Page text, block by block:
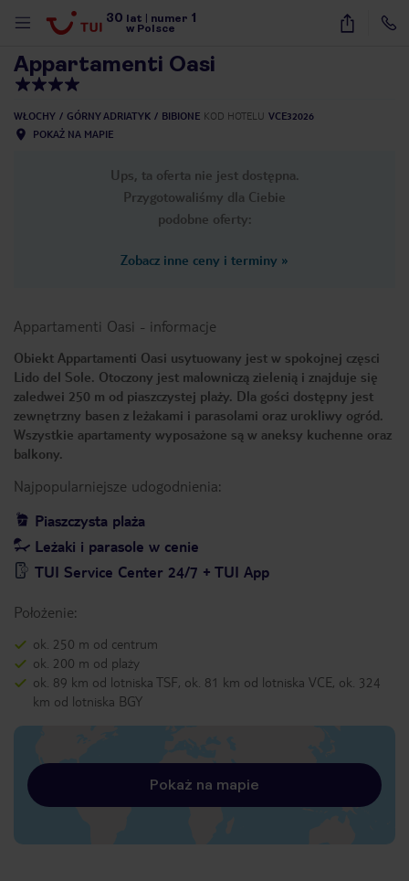
30 lat numer 1
w Polsce
19
Appartamenti Oasi
WŁOCHY GÓRNY ADRIATYK BIBIONE KOD HOTELU VCE32026
POKAŻ NA MAPIE
Ups, ta oferta nie jest dostępna.
Przygotowaliśmy dla Ciebie
podobne oferty:
Zobacz inne ceny i terminy »
Appartamenti Oasi - informacje
Obiekt Appartamenti Oasi usytuowany jest w spokojnej częsci
Lido del Sole. Otoczony jest malowniczą zielenią i znajduje się
zaledwei 250 m od piaszczystej plaży. Dla gości dostępny jest
zewnętrzny basen z leżakami i parasolami oraz urokliwy ogród.
Wszystkie apartamenty wyposażone są w aneksy kuchenne oraz
balkony.
Najpopularniejsze udogodnienia:
Piaszczysta plaża
Leżaki i parasole w cenie
TUI Service Center 24/7 + TUI App
Położenie:
ok. 250 m od centrum
ok. 200 m od plaży
ok. 89 km od lotniska TSF, ok. 81 km od lotniska VCE, ok. 324
km od lotniska BGY
Pokaż na mapie